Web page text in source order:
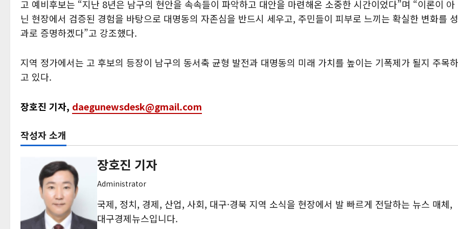
고 예비후보는 “지난 8년은 남구의 현안을 속속들이 파악하고 대안을 마련해온 소중한 시간이었다”며 “이론이 아
닌 현장에서 검증된 경험을 바탕으로 대명동의 자존심을 반드시 세우고, 주민들이 피부로 느끼는 확실한 변화를 성
과로 증명하겠다”고 강조했다.
지역 정가에서는 고 후보의 등장이 남구의 동서축 균형 발전과 대명동의 미래 가치를 높이는 기폭제가 될지 주목하
고 있다.
장호진 기자, daegunewsdesk@gmail.com
작성자 소개
장호진 기자
Administrator
국제, 정치, 경제, 산업, 사회, 대구·경북 지역 소식을 현장에서 발 빠르게 전달하는 뉴스 매체,
대구경제뉴스입니다.